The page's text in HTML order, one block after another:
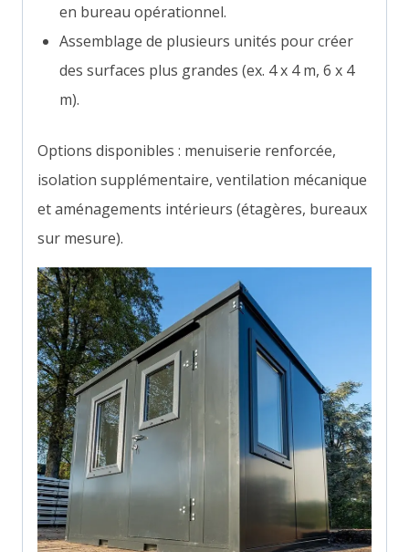
en bureau opérationnel.
Assemblage de plusieurs unités pour créer
des surfaces plus grandes (ex. 4 x 4 m, 6 x 4
m).
Options disponibles : menuiserie renforcée,
isolation supplémentaire, ventilation mécanique
et aménagements intérieurs (étagères, bureaux
sur mesure).